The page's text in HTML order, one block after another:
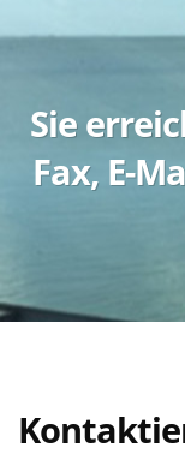
Sie
Fax, E-